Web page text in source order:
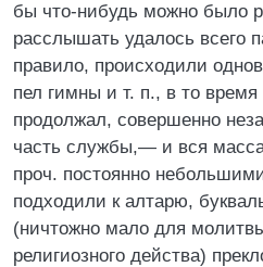
бы что-нибудь можно было
расслышать удалось всего
правило, происходили
пел гимны и т. п., в то время
продолжал, совершенно
часть службы,— и вся
проч. постоянно
подходили к алтарю,
(ничтожно мало для
религиозного действа)